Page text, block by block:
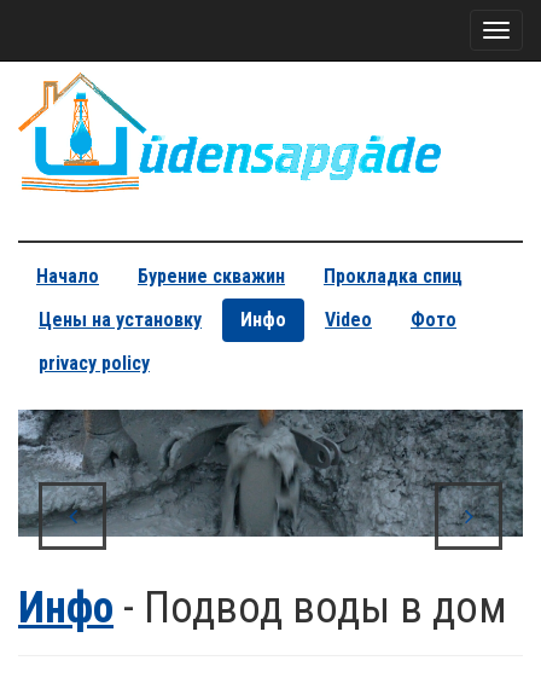
Начало Бурение скважин
Прокладка спиц
Цены на установку
Инфо Video
Фото
privacy policy
Инфо - Подвод воды в дом